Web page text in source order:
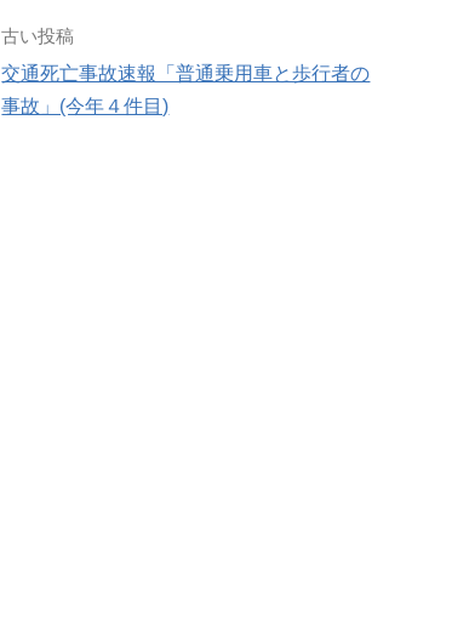
投
稿
古い投稿
交通死亡事故速報「普通乗用車と歩行者の
事故」(今年４件目)